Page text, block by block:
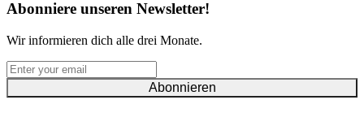
Abonniere unseren Newsletter!
Wir informieren dich alle drei Monate.
Abonnieren